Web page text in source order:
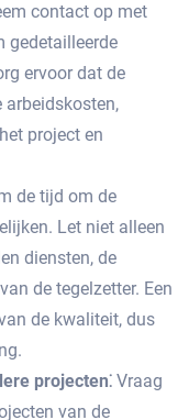
contact op met
gedetailleerde
ervoor dat de
project en
de tijd om de
Let niet alleen
diensten, de
de tegelzetter. Een
de kwaliteit, dus
projecten⁚ Vraag
van de